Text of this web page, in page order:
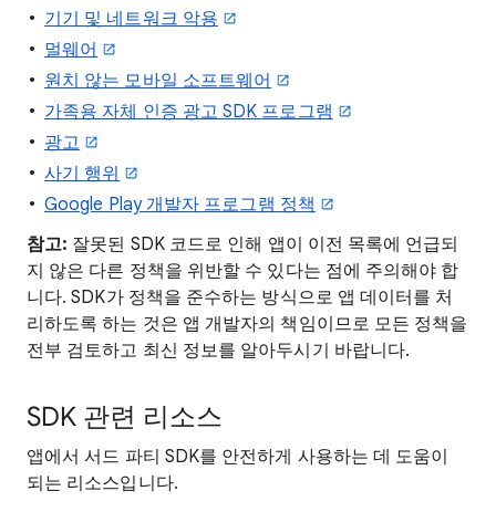
기기 및 네트워크 악용
멀웨어
원치 않는 모바일 소프트웨어
가족용 자체 인증 광고 SDK 프로그램
광고
사기 행위
Google Play 개발자 프로그램 정책
참고: 잘못된 SDK 코드로 인해 앱이 이전 목록에 언급되
지 않은 다른 정책을 위반할 수 있다는 점에 주의해야 합
니다. SDK가 정책을 준수하는 방식으로 앱 데이터를 처
리하도록 하는 것은 앱 개발자의 책임이므로 모든 정책을
전부 검토하고 최신 정보를 알아두시기 바랍니다.
SDK 관련 리소스
앱에서 서드 파티 SDK를 안전하게 사용하는 데 도움이
되는 리소스입니다.